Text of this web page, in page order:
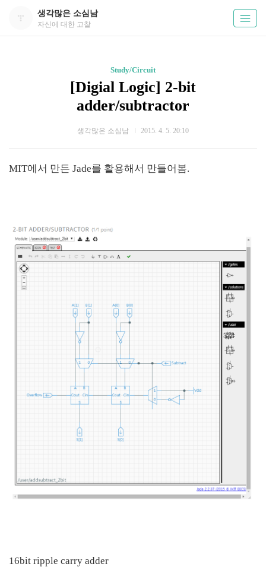
생각많은 소심남
자신에 대한 고찰
Study/Circuit
[Digial Logic] 2-bit
adder/subtractor
생각많은 소심남 2015. 4. 5. 20:10
MIT에서 만든 Jade를 활용해서 만들어봄.
16bit ripple carry adder